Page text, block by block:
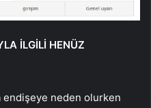
İLGİLİ HENÜZ
endişeye neden olurken